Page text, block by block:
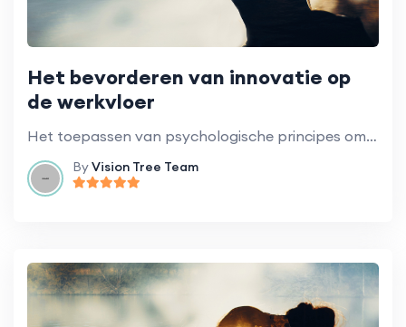
Het bevorderen van innovatie op
de werkvloer
Het toepassen van psychologische principes om creativiteit en innovatie te stimuleren.
ByVision Tree Team